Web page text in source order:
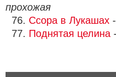
прохожая
76. Ссора в Лукашах
77. Поднятая целина